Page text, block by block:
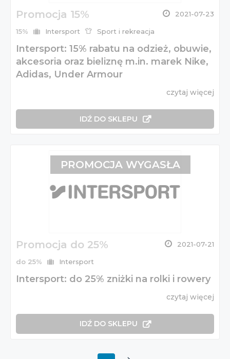
Promocja 15% 2021-07-23
15% Intersport Sport i rekreacja
Intersport: 15% rabatu na odzież, obuwie,
akcesoria oraz bieliznę m.in. marek Nike,
Adidas, Under Armour
czytaj więcej
IDŹ DO SKLEPU
Promocja do 25% 2021-07-21
do 25% Intersport
Intersport: do 25% zniżki na rolki i rowery
czytaj więcej
IDŹ DO SKLEPU
PROMOCJA WYGASŁA